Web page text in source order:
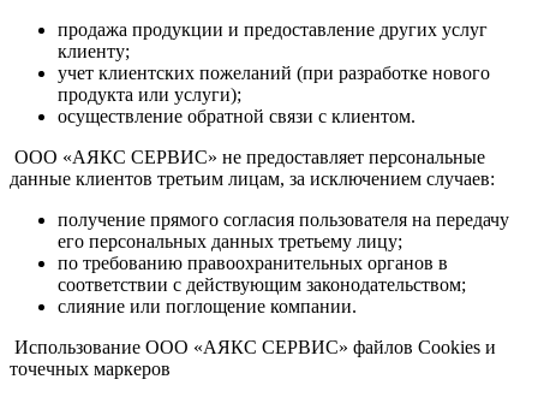
продажа продукции и предоставление других услуг
клиенту;
учет клиентских пожеланий (при разработке нового
продукта или услуги);
осуществление обратной связи с клиентом.
ООО «АЯКС СЕРВИС» не предоставляет персональные
данные клиентов третьим лицам, за исключением случаев:
получение прямого согласия пользователя на передачу
его персональных данных третьему лицу;
по требованию правоохранительных органов в
соответствии с действующим законодательством;
слияние или поглощение компании.
Использование ООО «АЯКС СЕРВИС» файлов Cookies и
точечных маркеров